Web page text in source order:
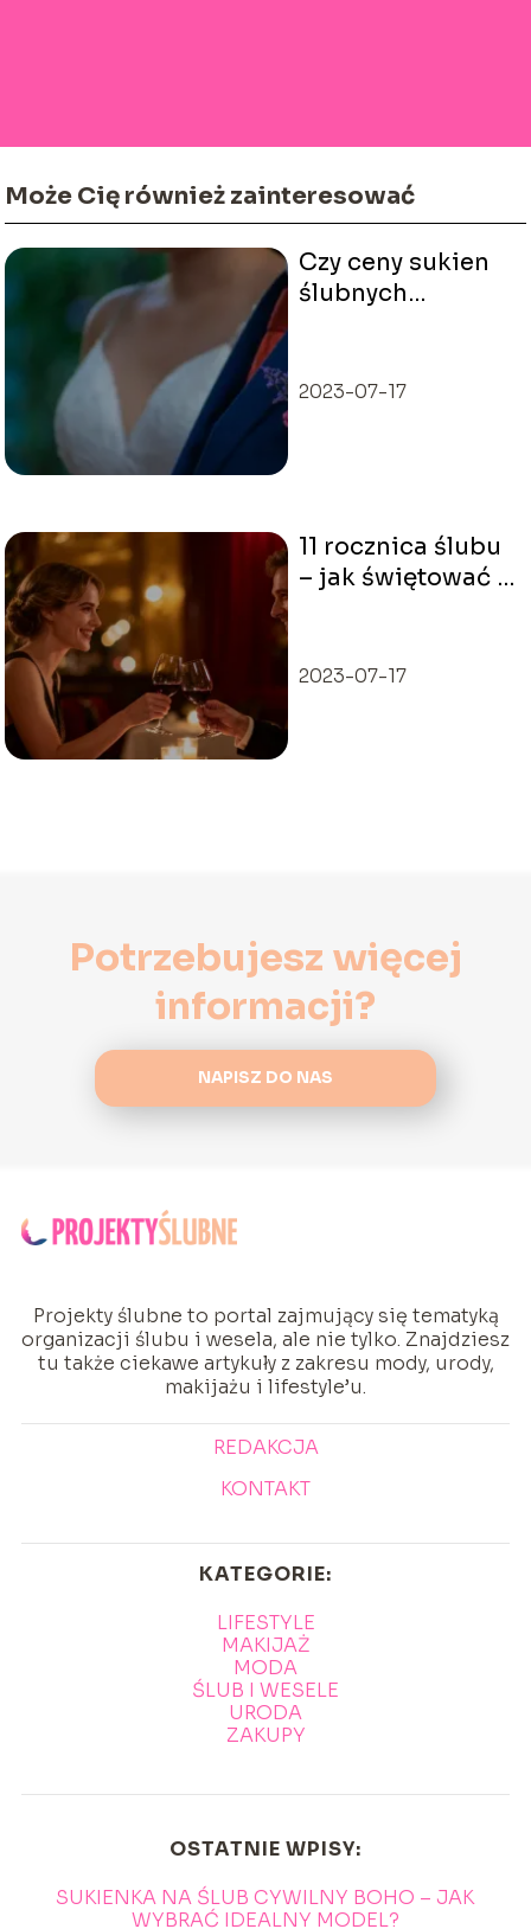
Może Cię również zainteresować
Czy ceny sukien
ślubnych
kosztować?
2023-07-17
11 rocznica ślubu
– jak świętować i
2023-07-17
Potrzebujesz więcej
informacji?
NAPISZ DO NAS
Projekty ślubne to portal zajmujący się tematyką
organizacji ślubu i wesela, ale nie tylko. Znajdziesz
tu także ciekawe artykuły z zakresu mody, urody,
makijażu i lifestyle’u.
REDAKCJA
KONTAKT
KATEGORIE:
LIFESTYLE
MAKIJAŻ
MODA
ŚLUB I WESELE
URODA
ZAKUPY
OSTATNIE WPISY:
SUKIENKA NA ŚLUB CYWILNY BOHO – JAK
WYBRAĆ IDEALNY MODEL?